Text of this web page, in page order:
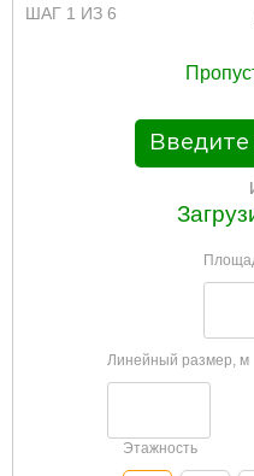
ШАГ 1 ИЗ 6
Линейный размер, м
Этажность